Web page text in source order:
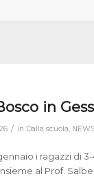
in
/ in Dalla scuola,
i ragazzi di
al Prof.